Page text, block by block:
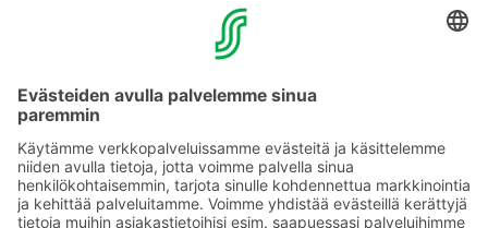
hän saa käyttää kisamatkoillaan yöpyessään.
Mahdollistamme myös sponsoroitavillemme parhaan
näkökulmasta. Sponsoroitavan ei tarvitse kantaa
harteillaan tuskaa matkustelunsa
ympäristövaikutuksista yöpyessään meidän
pehmoisissa lakanoissa!